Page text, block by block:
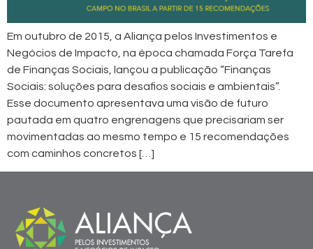
Em outubro de 2015, a Aliança pelos Investimentos e
Negócios de Impacto, na época chamada Força Tarefa
de Finanças Sociais, lançou a publicação “Finanças
Sociais: soluções para desafios sociais e ambientais”.
Esse documento apresentava uma visão de futuro
pautada em quatro engrenagens que precisariam ser
movimentadas ao mesmo tempo e 15 recomendações
com caminhos concretos […]